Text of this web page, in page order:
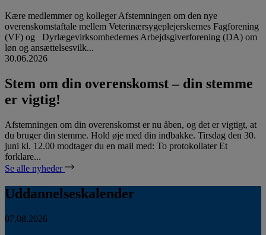
Kære medlemmer og kolleger Afstemningen om den nye
overenskomstaftale mellem Veterinærsygeplejerskernes Fagforening
(VF) og Dyrlægevirksomhedernes Arbejdsgiverforening (DA) om
løn og ansættelsesvilk...
30.06.2026
Stem om din overenskomst – din stemme
er vigtig!
Afstemningen om din overenskomst er nu åben, og det er vigtigt, at
du bruger din stemme. Hold øje med din indbakke. Tirsdag den 30.
juni kl. 12.00 modtager du en mail med: To protokollater Et
forklare...
Se alle nyheder
Uddannelseskalender
07.08.2026